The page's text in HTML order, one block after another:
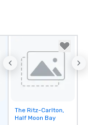
Removed from
favorites
The Ritz-Carlton,
Half Moon Bay